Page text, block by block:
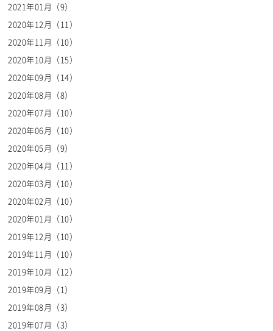
2021年01月（9）
2020年12月（11）
2020年11月（10）
2020年10月（15）
2020年09月（14）
2020年08月（8）
2020年07月（10）
2020年06月（10）
2020年05月（9）
2020年04月（11）
2020年03月（10）
2020年02月（10）
2020年01月（10）
2019年12月（10）
2019年11月（10）
2019年10月（12）
2019年09月（1）
2019年08月（3）
2019年07月（3）